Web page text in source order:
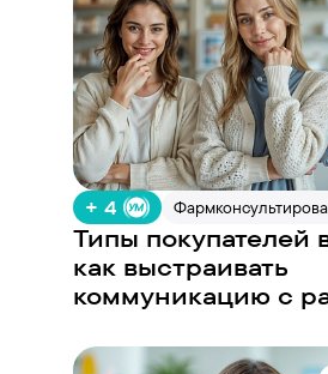
+ 4
Типы покупателей
как выстраивать
коммуникацию с